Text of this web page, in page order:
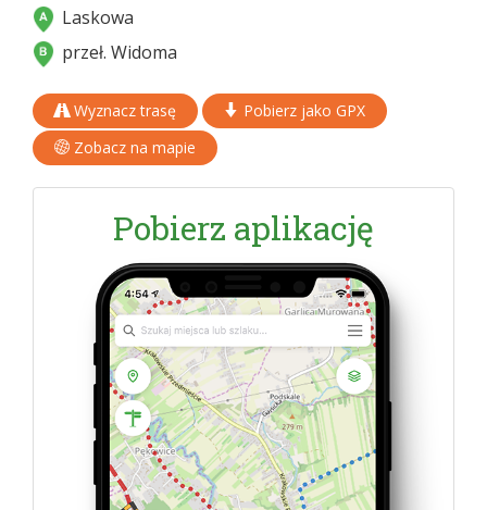
Laskowa
przeł. Widoma
Wyznacz trasę
Pobierz jako GPX
Zobacz na mapie
Pobierz aplikację